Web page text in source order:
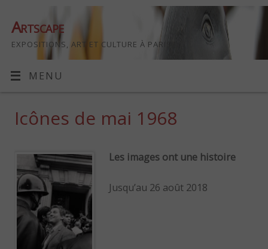
Artscape
EXPOSITIONS, ART ET CULTURE À PARIS
MENU
Icônes de mai 1968
Les images ont une histoire
Jusqu’au 26 août 2018